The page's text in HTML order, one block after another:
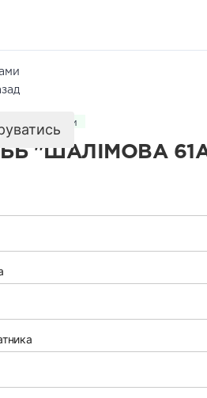
послуги
"ШАЛІМОВА